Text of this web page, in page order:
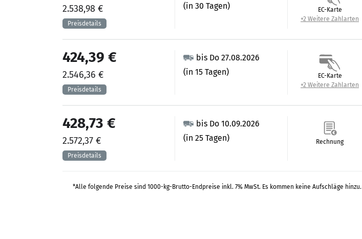
(in 30 Tagen)
2.538,98 €
EC-Karte
+2 Weitere Zahlarten
bis Do 27.08.2026
(in 15 Tagen)
424,39 €
2.546,36 €
EC-Karte
+2 Weitere Zahlarten
bis Do 10.09.2026
(in 25 Tagen)
428,73 €
2.572,37 € Rechnung
*Alle folgende Preise sind 1000-kg-Brutto-Endpreise inkl. 7% MwSt. Es kommen keine Aufschläge hinzu.